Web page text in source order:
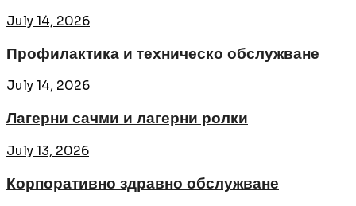
July 14, 2026
Профилактика и техническо обслужване
July 14, 2026
Лагерни сачми и лагерни ролки
July 13, 2026
Корпоративно здравно обслужване